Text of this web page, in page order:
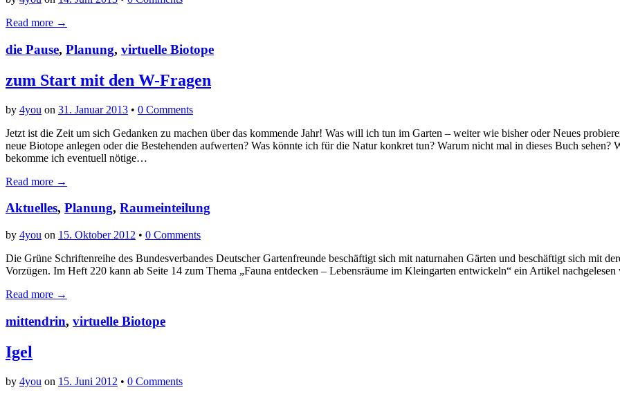
Read more →
die Pause, Planung, virtuelle Biotope
zum Start mit den W-Fragen
by 4you on 31. Januar 2013 • 0 Comments
Jetzt ist die Zeit um sich Gedanken zu machen über das kommende Jahr! Was will ich tun im Garten – weiter wie bisher oder Neues
neue Biotope anlegen oder die Bestehenden aufwerten? Was könnte ich für die Natur konkret tun? Warum nicht mal in dieses Buch sehen?
bekomme ich eventuell nötige…
Read more →
Aktuelles, Planung, Raumeinteilung
by 4you on 15. Oktober 2012 • 0 Comments
Die Grüne Schriftenreihe des Bundesverbandes Deutscher Gartenfreunde beschäftigt sich mit naturnahen Gärten und beschäftigt sich mit
Vorzügen. Im Heft 220 kann ab Seite 14 zum Thema „Fauna entdecken – Lebensräume im Kleingarten entwickeln“ ein Artikel
Read more →
mittendrin, virtuelle Biotope
Igel
by 4you on 15. Juni 2012 • 0 Comments